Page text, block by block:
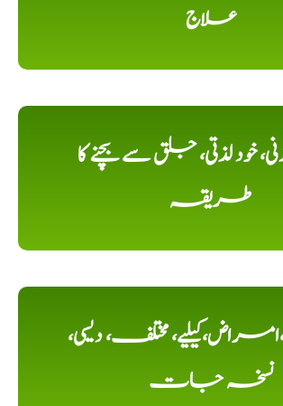
علاج
خود لذتی، جلق سے بچنے کا
طریقہ
مختلف، دیسی،
نسخہ جات